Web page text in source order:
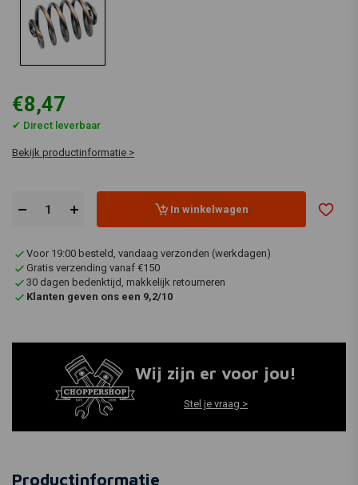
€8,47
✔ Direct leverbaar
Bekijk productinformatie >
In winkelwagen
Voor 19:00 besteld, vandaag verzonden (werkdagen)
Gratis verzending vanaf €150
30 dagen bedenktijd, makkelijk retourneren
Klanten geven ons een 9,2/10
Wij zijn er voor jou!
Stel je vraag >
Productinformatie